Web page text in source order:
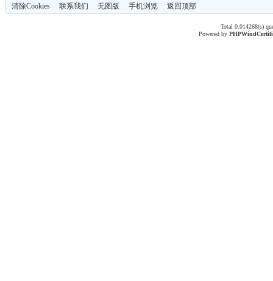
清除Cookies 联系我们 无图版 手机浏览 返回顶部
Total 0.014268(s)
Powered byPHPWind